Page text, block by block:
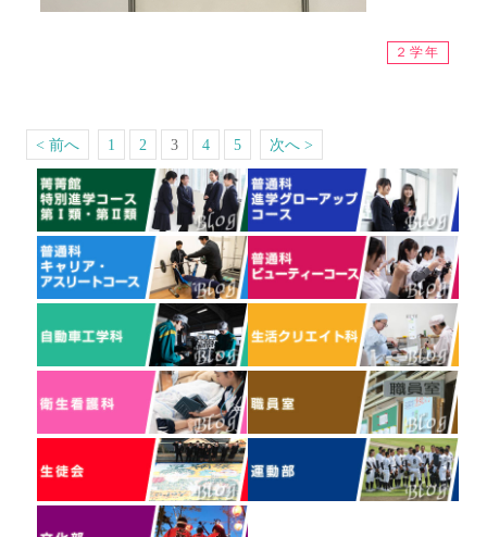
２学年
< 前へ 1 2 3 4 5 次へ >